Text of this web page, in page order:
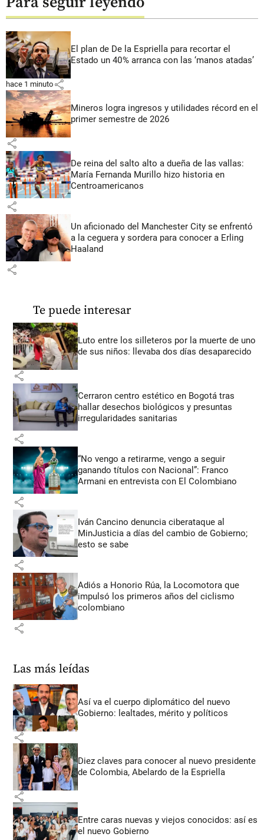
El plan de De la Espriella para recortar el
Estado un 40% arranca con las ‘manos atadas’
hace 1 minuto share
Mineros logra ingresos y utilidades récord en el
primer semestre de 2026
share
De reina del salto alto a dueña de las vallas:
María Fernanda Murillo hizo historia en
Centroamericanos
share
Un aficionado del Manchester City se enfrentó
a la ceguera y sordera para conocer a Erling
Haaland
share
Te puede interesar
Luto entre los silleteros por la muerte de uno
de sus niños: llevaba dos días desaparecido
share
Cerraron centro estético en Bogotá tras
hallar desechos biológicos y presuntas
irregularidades sanitarias
share
“No vengo a retirarme, vengo a seguir
ganando títulos con Nacional”: Franco
Armani en entrevista con El Colombiano
share
Iván Cancino denuncia ciberataque al
MinJusticia a días del cambio de Gobierno;
esto se sabe
share
Adiós a Honorio Rúa, la Locomotora que
impulsó los primeros años del ciclismo
colombiano
share
Las más leídas
Así va el cuerpo diplomático del nuevo
Gobierno: lealtades, mérito y políticos
share
Diez claves para conocer al nuevo presidente
de Colombia, Abelardo de la Espriella
share
Entre caras nuevas y viejos conocidos: así es
el nuevo Gobierno